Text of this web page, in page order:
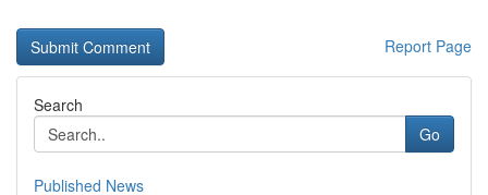
Report Page
Search
Go
Published News